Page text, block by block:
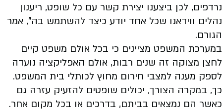
נרדפים, לכן ביצענו יצירת קשר עם כל שופט, ריענון
נהלים ווידאנו שכל אחד יודע כיצד להשתמש בה", אמר
הגורם.
במערכת המשפט מציינים כי בכל אולם משפט קיים
לחצן מצוקה זה שנים רבות, אולם האפליקציה נועדה
לספק מענה למצבי חירום מחוץ לכותלי בית המשפט.
כך, במקרה הצורך, יכולים שופטים להזעיק עזרה גם
כאשר הם נמצאים בביתם, בדרכים או בכל מקום אחר.